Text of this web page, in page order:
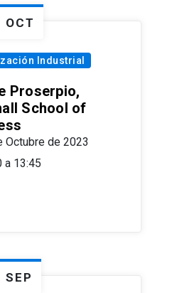
OCT
Industrial
Proserpio,
School of
Octubre de 2023
a 13:45
SEP